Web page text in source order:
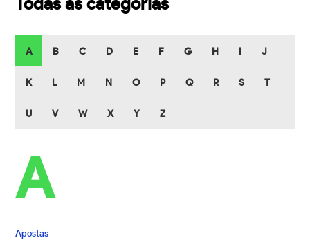
Todas as categorias
A B C D E F G H J
K L M N O P Q R S T
U V W X Y Z
A
Apostas